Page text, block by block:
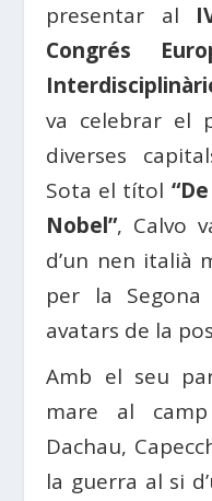
presentar al
Congrés
va celebrar el
diverses
Sota el títol
Nobel”, Calvo
d’un nen italià
per la
avatars de la
Amb el seu
mare al
Dachau,
la guerra al si